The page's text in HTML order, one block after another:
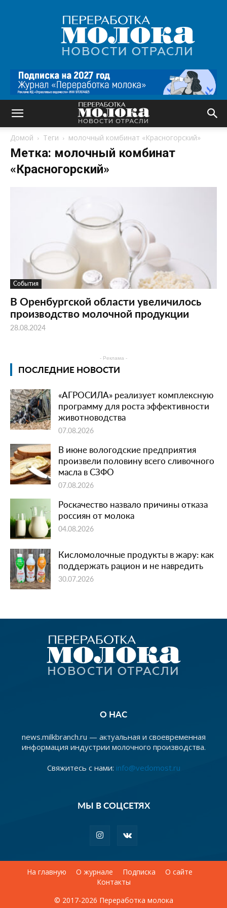
Переработка
молока
|
Новости
Домой Теги молочный комбинат «Красногорский»
Метка: молочный комбинат
«Красногорский»
События
В Оренбургской области увеличилось
производство молочной продукции
28.08.2024
- Реклама -
ПОСЛЕДНИЕ НОВОСТИ
«АГРОСИЛА» реализует комплексную
программу для роста эффективности
животноводства
07.08.2026
В июне вологодские предприятия
произвели половину всего сливочного
масла в СЗФО
07.08.2026
Роскачество назвало причины отказа
россиян от молока
04.08.2026
Кисломолочные продукты в жару: как
поддержать рацион и не навредить
30.07.2026
О НАС
news.milkbranch.ru — актуальная и своевременная
информация индустрии молочного производства.
Свяжитесь с нами: info@vedomost.ru
МЫ В СОЦСЕТЯХ
На главную О журнале Подписка
О сайте
Контакты
© 2017-2026 Переработка молока